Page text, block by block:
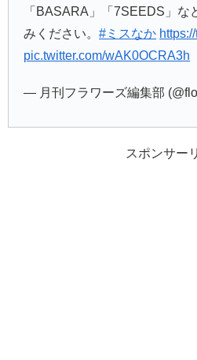
「BASARA」「7SEEDS」な
みください。#ミスなか
pic.twitter.com/wAK0OCRA3h
— 月刊フラワーズ編集部
スポンサー